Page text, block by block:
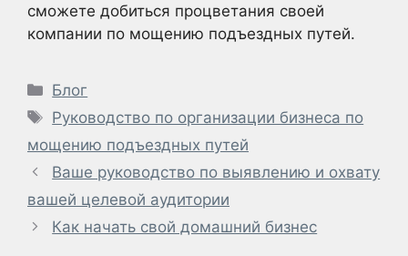
сможете добиться процветания своей
компании по мощению подъездных путей.
Рубрики
Блог
Метки
Руководство по организации бизнеса по
мощению подъездных путей
Ваше руководство по выявлению и охвату
вашей целевой аудитории
Как начать свой домашний бизнес